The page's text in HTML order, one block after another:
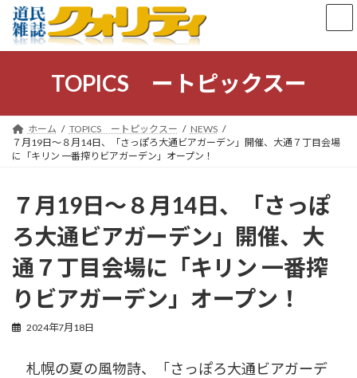
ン
キ
ー
に
TOPICS ートピックスー
ホーム TOPICS ートピックスー
NEWS
７月19日〜８月14日、「さっぽろ大通ビアガーデン」開催、大通７丁目会場
に「キリン 一番搾りビアガーデン」オープン！
７月19日〜８月14日、「さっぽ
ろ大通ビアガーデン」開催、大
通７丁目会場に「キリン 一番搾
りビアガーデン」オープン！
2024年7月18日
札幌の夏の風物詩、「さっぽろ大通ビアガーデ